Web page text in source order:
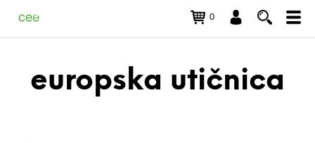
0
europska utičnica